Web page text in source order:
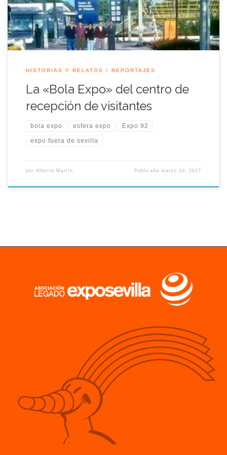
donde estaban la carpa de maquetas y la carpa de […]
HISTORIAS Y RELATOS REPORTAJES
La «Bola Expo» del centro de
recepción de visitantes
bola expo esfera expo Expo 92
expo fuera de sevilla
por Alberto Martín Publicadamarzo 10, 2017